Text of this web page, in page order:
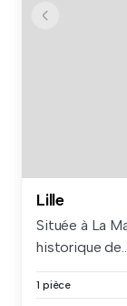
Lille
Située à La
historique
1 pièce